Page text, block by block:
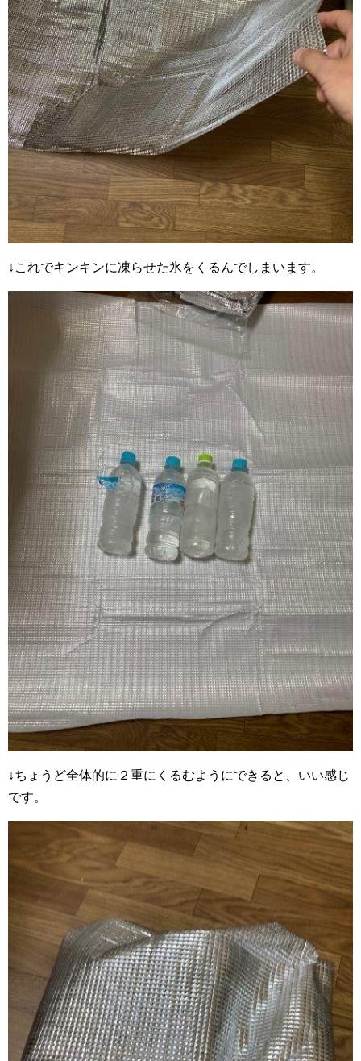
↓これでキンキンに凍らせた氷をくるんでしまいます。
↓ちょうど全体的に２重にくるむようにできると、いい感じ
です。